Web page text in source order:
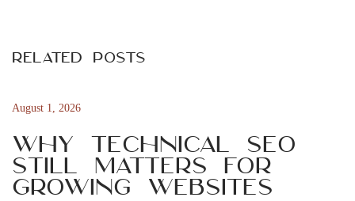
s
n
a
o
s
o
s
t
a
o
h
e
r
Related Posts
August 1, 2026
Why Technical SEO
Still Matters for
Growing Websites